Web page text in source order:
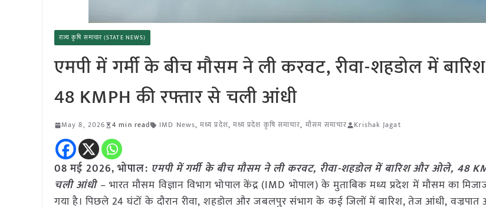
राज्य कृषि समाचार (STATE NEWS)
एमपी में गर्मी के बीच मौसम ने ली करवट, रीवा-शहडोल में
48 KMPH की रफ्तार से चली आंधी
May 8, 2026 4 min read IMD News,मध्य प्रदेश, मध्य प्रदेश कृषि समाचार, मौसम समाचार Krishak Jagat
08 मई 2026, भोपाल: एमपी में गर्मी के बीच मौसम ने ली करवट, रीवा-शहडोल में बारिश और ओले, 48
चली आंधी– भारत मौसम विज्ञान विभाग भोपाल केंद्र (IMD भोपाल) के मुताबिक मध्य प्रदेश में मौसम का
गया है। पिछले 24 घंटों के दौरान रीवा, शहडोल और जबलपुर संभाग के कई जिलों में बारिश, तेज आंधी, वज्रपात